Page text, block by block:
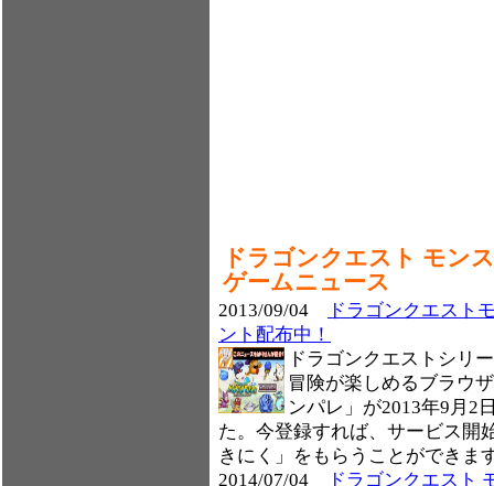
ドラゴンクエスト モン
ゲームニュース
2013/09/04
ドラゴンクエスト
ント配布中！
ドラゴンクエストシリ
冒険が楽しめるブラウ
ンパレ」が2013年9月2
た。今登録すれば、サービス開
きにく」をもらうことができま
2014/07/04
ドラゴンクエスト